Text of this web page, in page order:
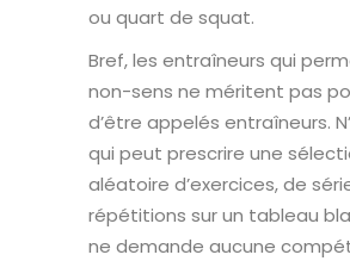
ou quart de squat.
Bref, les entraîneurs qui
non-sens ne méritent pas
d’être appelés entraîneurs.
qui peut prescrire une
aléatoire d’exercices, de
répétitions sur un tableau
ne demande aucune